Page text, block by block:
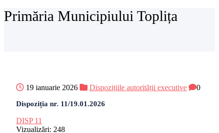
Primăria Municipiului Toplița
19 ianuarie 2026 Dispozițiile autorității executive 0
Dispoziția nr. 11/19.01.2026
DISP 11
Vizualizări: 248